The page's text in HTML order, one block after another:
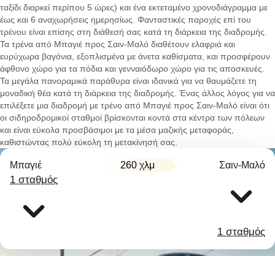
ταξίδι διαρκεί περίπου 5 ώρες) και ένα εκτεταμένο χρονοδιάγραμμα με
έως και 6 αναχωρήσεις ημερησίως. Φανταστικές παροχές επί του
τρένου είναι επίσης στη διάθεσή σας κατά τη διάρκεια της διαδρομής.
Τα τρένα από Μπαγιέ προς Σαιν-Μαλό διαθέτουν ελαφριά και
ευρύχωρα βαγόνια, εξοπλισμένα με άνετα καθίσματα, και προσφέρουν
άφθονο χώρο για τα πόδια και γενναιόδωρο χώρο για τις αποσκευές.
Τα μεγάλα πανοραμικά παράθυρα είναι ιδανικά για να θαυμάζετε τη
μοναδική θέα κατά τη διάρκεια της διαδρομής. Ένας άλλος λόγος για να
επιλέξετε μια διαδρομή με τρένο από Μπαγιέ προς Σαιν-Μαλό είναι ότι
οι σιδηροδρομικοί σταθμοί βρίσκονται κοντά στα κέντρα των πόλεων
και είναι εύκολα προσβάσιμοι με τα μέσα μαζικής μεταφοράς,
καθιστώντας πολύ εύκολη τη μετακίνησή σας.
Μπαγιέ 260 χλμ Σαιν-Μαλό
1 σταθμός
1 σταθμός